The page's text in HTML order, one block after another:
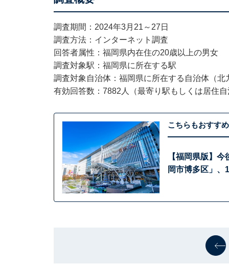
調査期間：2024年3月21～27日
調査方法：インターネット調査
回答者属性：福岡県内在住の20歳以上の男女
調査対象駅：福岡県に所在する駅
調査対象自治体：福岡県に所在する自治体（北
有効回答数：7882人（最寄り駅もしくは居住
こちらもおすすめ
【福岡県版】
岡市博多区」、